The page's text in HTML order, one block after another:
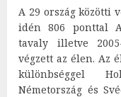
A 29 ország közötti
idén 806 ponttal
tavaly illetve
végzett az élen. Az
különbséggel
Németország és